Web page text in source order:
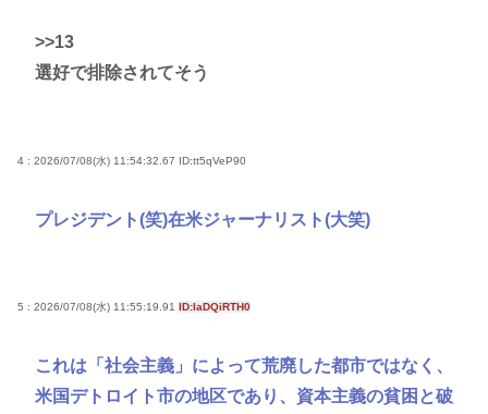
>>13
選好で排除されてそう
4 : 2026/07/08(水) 11:54:32.67 ID:tt5qVeP90
プレジデント(笑)在米ジャーナリスト(大笑)
5 : 2026/07/08(水) 11:55:19.91 ID:IaDQiRTH0
これは「社会主義」によって荒廃した都市ではなく、
米国デトロイト市の地区であり、資本主義の貧困と破